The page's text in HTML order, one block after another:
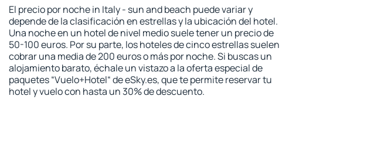
El precio por noche in Italy - sun and beach puede variar y
depende de la clasificación en estrellas y la ubicación del hotel.
Una noche en un hotel de nivel medio suele tener un precio de
50-100 euros. Por su parte, los hoteles de cinco estrellas suelen
cobrar una media de 200 euros o más por noche. Si buscas un
alojamiento barato, échale un vistazo a la oferta especial de
paquetes “Vuelo+Hotel“ de eSky.es, que te permite reservar tu
hotel y vuelo con hasta un 30% de descuento.